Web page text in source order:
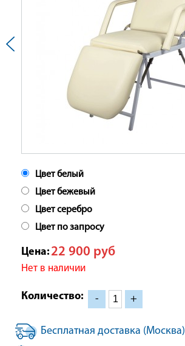
Цвет белый
Цвет бежевый
Цвет серебро
Цвет по запросу
Цена: 22 900 руб
Нет в наличии
Количество: - +
Бесплатная доставка (Москва)